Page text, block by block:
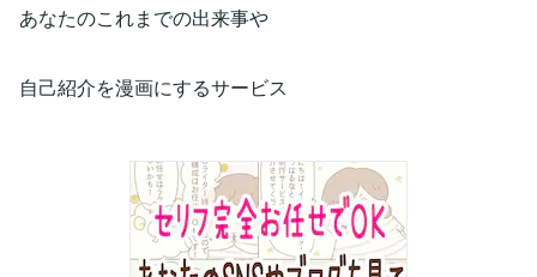
あなたのこれまでの出来事や
自己紹介を漫画にするサービス